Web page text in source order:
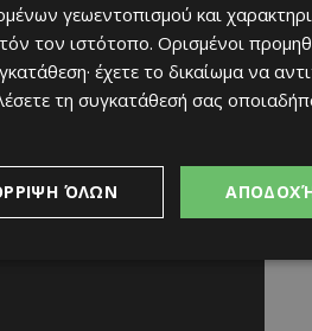
γεωεντοπισμού και
τον ιστότοπο. Ορισμένοι
έχετε το δικαίωμα να
τη συγκατάθεσή σας
ΌΛΩΝ